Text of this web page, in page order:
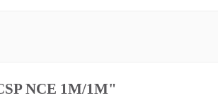
NCE 1M/1M"